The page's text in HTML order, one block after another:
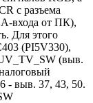
с разъема
входа от ПК),
Для этого
(PI5V330),
(выв.
- выв. 37, 43, 50.